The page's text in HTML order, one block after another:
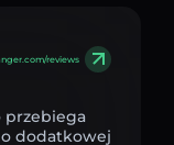
reviews
przebiega
dodatkowej